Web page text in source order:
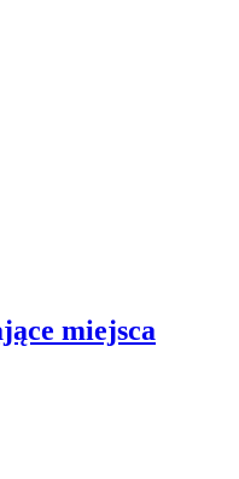
miejsca